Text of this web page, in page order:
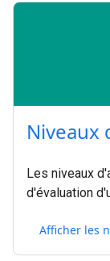
Niveaux
Les niveaux
d'évaluation
Afficher les